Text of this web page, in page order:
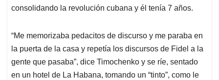
consolidando la revolución cubana y él tenía 7 años.
“Me memorizaba pedacitos de discurso y me paraba en
la puerta de la casa y repetía los discursos de Fidel a la
gente que pasaba”, dice Timochenko y se ríe, sentado
en un hotel de La Habana, tomando un “tinto”, como le